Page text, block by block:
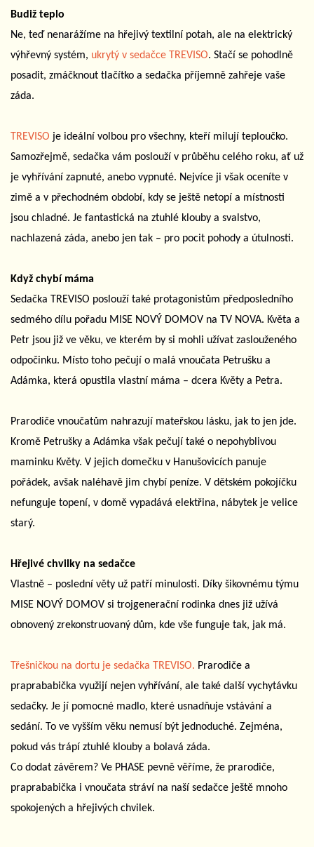
Budiž teplo
Ne, teď nenarážíme na hřejivý textilní potah, ale na elektrický
výhřevný systém, ukrytý v sedačce TREVISO. Stačí se pohodlně
posadit, zmáčknout tlačítko a sedačka příjemně zahřeje vaše
záda.
TREVISO je ideální volbou pro všechny, kteří milují teploučko.
Samozřejmě, sedačka vám poslouží v průběhu celého roku, ať už
je vyhřívání zapnuté, anebo vypnuté. Nejvíce ji však oceníte v
zimě a v přechodném období, kdy se ještě netopí a místnosti
jsou chladné. Je fantastická na ztuhlé klouby a svalstvo,
nachlazená záda, anebo jen tak – pro pocit pohody a útulnosti.
Když chybí máma
Sedačka TREVISO poslouží také protagonistům předposledního
sedmého dílu pořadu MISE NOVÝ DOMOV na TV NOVA. Květa a
Petr jsou již ve věku, ve kterém by si mohli užívat zaslouženého
odpočinku. Místo toho pečují o malá vnoučata Petrušku a
Adámka, která opustila vlastní máma – dcera Květy a Petra.
Prarodiče vnoučatům nahrazují mateřskou lásku, jak to jen jde.
Kromě Petrušky a Adámka však pečují také o nepohyblivou
maminku Květy. V jejich domečku v Hanušovicích panuje
pořádek, avšak naléhavě jim chybí peníze. V dětském pokojíčku
nefunguje topení, v domě vypadává elektřina, nábytek je velice
starý.
Hřejivé chvilky na sedačce
Vlastně – poslední věty už patří minulosti. Díky šikovnému týmu
MISE NOVÝ DOMOV si trojgenerační rodinka dnes již užívá
obnovený zrekonstruovaný dům, kde vše funguje tak, jak má.
Třešničkou na dortu je sedačka TREVISO. Prarodiče a
praprababička využijí nejen vyhřívání, ale také další vychytávku
sedačky. Je jí pomocné madlo, které usnadňuje vstávání a
sedání. To ve vyšším věku nemusí být jednoduché. Zejména,
pokud vás trápí ztuhlé klouby a bolavá záda.
Co dodat závěrem? Ve PHASE pevně věříme, že prarodiče,
praprababička i vnoučata stráví na naší sedačce ještě mnoho
spokojených a hřejivých chvilek.